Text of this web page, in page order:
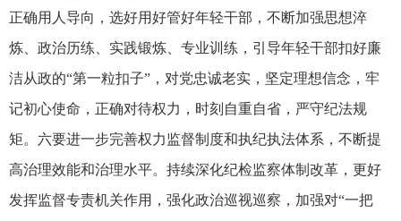
正确用人导向，选好用好管好年轻干部，不断加强思想淬
炼、政治历练、实践锻炼、专业训练，引导年轻干部扣好廉
洁从政的“第一粒扣子”，对党忠诚老实，坚定理想信念，牢
记初心使命，正确对待权力，时刻自重自省，严守纪法规
矩。六要进一步完善权力监督制度和执纪执法体系，不断提
高治理效能和治理水平。持续深化纪检监察体制改革，更好
发挥监督专责机关作用，强化政治巡视巡察，加强对“一把